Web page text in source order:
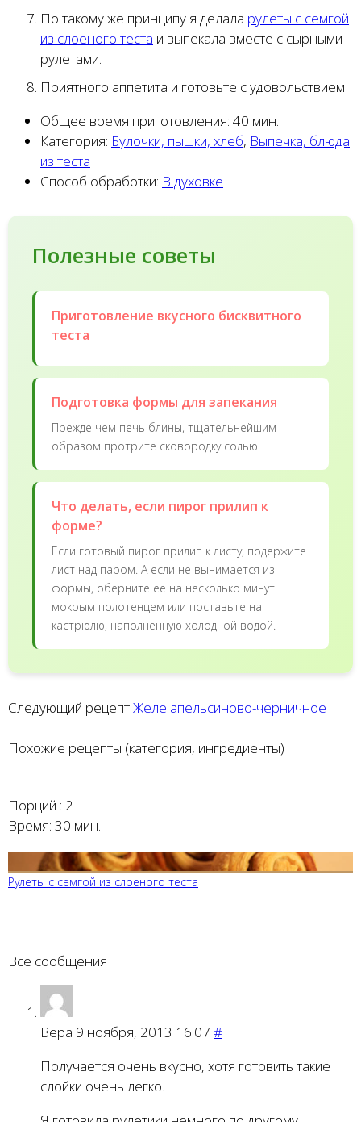
По такому же принципу я делала рулеты с семгой
из слоеного теста и выпекала вместе с сырными
рулетами.
Приятного аппетита и готовьте с удовольствием.
Общее время приготовления: 40 мин.
Категория: Булочки, пышки, хлеб, Выпечка, блюда
из теста
Способ обработки: В духовке
Полезные советы
Приготовление вкусного бисквитного
теста
Подготовка формы для запекания
Прежде чем печь блины, тщательнейшим
образом протрите сковородку солью.
Что делать, если пирог прилип к
форме?
Если готовый пирог прилип к листу, подержите
лист над паром. А если не вынимается из
формы, оберните ее на несколько минут
мокрым полотенцем или поставьте на
кастрюлю, наполненную холодной водой.
Следующий рецептЖеле апельсиново-черничное
Похожие рецепты (категория, ингредиенты)
Порций : 2
Время: 30 мин.
Рулеты с семгой из слоеного теста
Все сообщения
Вера 9 ноября, 2013 16:07 #
Получается очень вкусно, хотя готовить такие
слойки очень легко.